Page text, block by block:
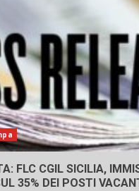
FLC CGIL SICILIA,
35% DEI POSTI